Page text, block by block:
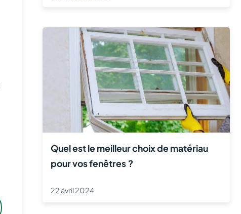
Quel est le meilleur choix de matériau
pour vos fenêtres ?
22 avril 2024